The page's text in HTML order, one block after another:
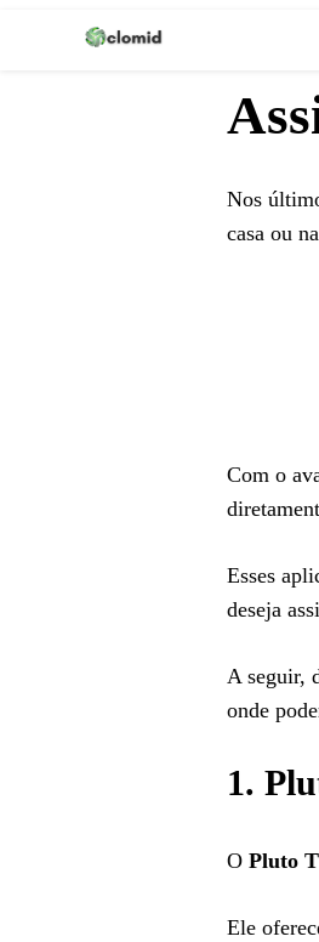
Nos
casa ou
Com o
Esses
deseja
A seguir,
onde
1.
O Pluto
Ele